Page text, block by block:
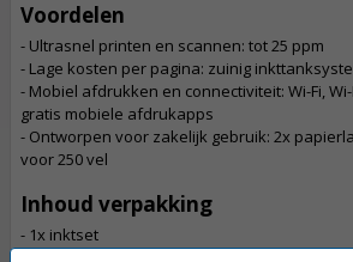
Voordelen
- Ultrasnel printen en scannen: tot 25 ppm
- Lage kosten per pagina: zuinig
- Mobiel afdrukken en connectiviteit: Wi-Fi,
gratis mobiele afdrukapps
- Ontworpen voor zakelijk gebruik: 2x
voor 250 vel
Inhoud verpakking
- 1x inktset